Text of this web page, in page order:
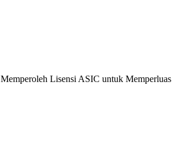
Lisensi ASIC untuk Memperluas